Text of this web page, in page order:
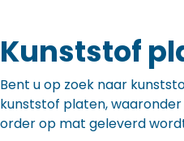
Kunststof
Bent u op zoek naar
kunststof platen,
order op mat geleverd